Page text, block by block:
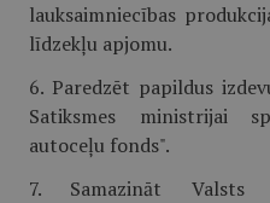
lauksaimniecības
līdzekļu apjomu.
6. Paredzēt papildus
Satiksmes ministrijai
autoceļu fonds".
7. Samazināt Valsts